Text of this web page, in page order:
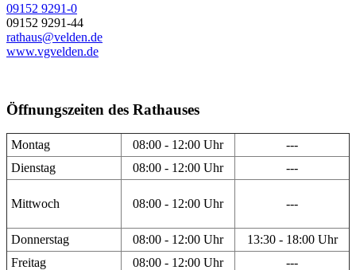
09152 9291-0
09152 9291-44
rathaus@velden.de
www.vgvelden.de
Öffnungszeiten des Rathauses
Montag 08:00 - 12:00 Uhr
---
Dienstag
08:00 - 12:00 Uhr ---
Mittwoch 08:00 - 12:00 Uhr ---
Donnerstag 08:00 - 12:00 Uhr
13:30 - 18:00 Uhr
Freitag
08:00 - 12:00 Uhr ---